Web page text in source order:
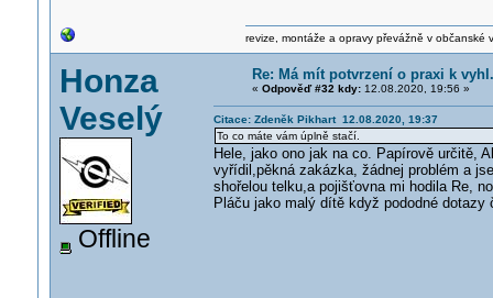
revize, montáže a opravy převážně v občanské
Honza
Veselý
Offline
Re: Má mít potvrzení o praxi k
« Odpověď #32 kdy:12.08.2020, 19:56 »
Citace: Zdeněk Pikhart 12.08.2020, 19:37
To co máte vám úplně stačí.
Hele, jako ono jak na co. Papírově určitě,
vyřídil,pěkná zakázka, žádnej problém a
shořelou telku,a pojišťovna mi hodila Re,
Pláču jako malý dítě když pododné dotazy